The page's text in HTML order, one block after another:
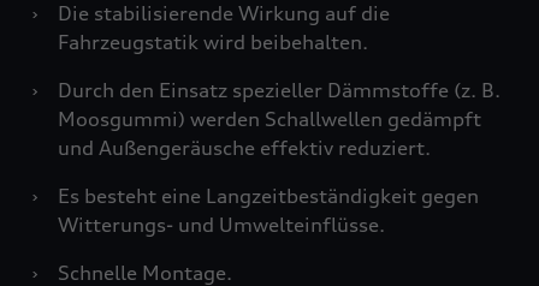
›
Die stabilisierende Wirkung auf die
Fahrzeugstatik wird beibehalten.
›
Durch den Einsatz spezieller Dämmstoffe (z. B.
Moosgummi) werden Schallwellen gedämpft
und Außengeräusche effektiv reduziert.
›
Es besteht eine Langzeitbeständigkeit gegen
Witterungs- und Umwelteinflüsse.
›
Schnelle Montage.